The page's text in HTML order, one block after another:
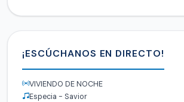
¡ESCÚCHANOS EN DIRECTO!
VIVIENDO DE NOCHE
Especia - Savior